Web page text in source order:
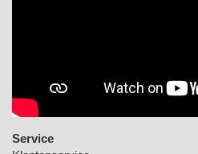
Service